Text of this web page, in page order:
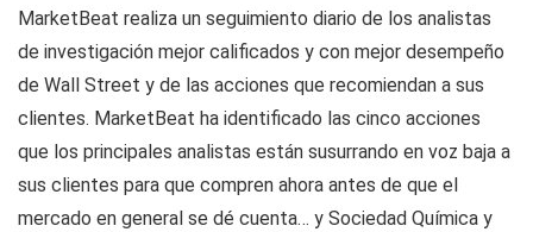
MarketBeat realiza un seguimiento diario de los analistas
de investigación mejor calificados y con mejor desempeño
de Wall Street y de las acciones que recomiendan a sus
clientes. MarketBeat ha identificado las cinco acciones
que los principales analistas están susurrando en voz baja a
sus clientes para que compren ahora antes de que el
mercado en general se dé cuenta… y Sociedad Química y